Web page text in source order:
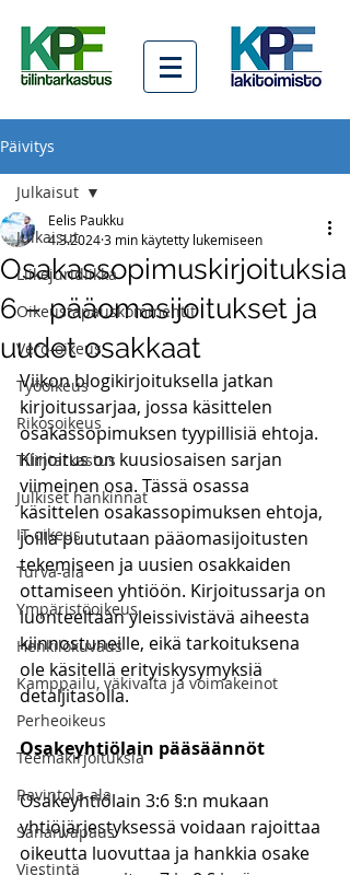
Päivitys
Julkaisut
Liikejuridiikka
Oikeustapauskommentit
Vero-oikeus
Työoikeus
Rikosoikeus
Tilintarkastus
Julkiset hankinnat
IT-oikeus
Turva-ala
Ympäristöoikeus
Henkilökuvaus
Kamppailu, väkivalta ja voimakeinot
Perheoikeus
Teemakirjoituksia
Ravintola-ala
Sananvapaus
Viestintä
Julkaisut
Osakassopimuskirjoituksia
6 – pääomasijoitukset ja
uudet osakkaat
Eelis Paukku
4.3.20243 min käytetty lukemiseen
Viikon blogikirjoituksella jatkan
kirjoitussarjaa, jossa käsittelen
osakassopimuksen tyypillisiä ehtoja.
Kirjoitus on kuusiosaisen sarjan
viimeinen osa. Tässä osassa
käsittelen osakassopimuksen ehtoja,
joilla puututaan pääomasijoitusten
tekemiseen ja uusien osakkaiden
ottamiseen yhtiöön. Kirjoitussarja on
luonteeltaan yleissivistävä aiheesta
kiinnostuneille, eikä tarkoituksena
ole käsitellä erityiskysymyksiä
detaljitasolla.
Osakeyhtiölain pääsäännöt
Osakeyhtiölain 3:6 §:n mukaan
yhtiöjärjestyksessä voidaan rajoittaa
oikeutta luovuttaa ja hankkia osake